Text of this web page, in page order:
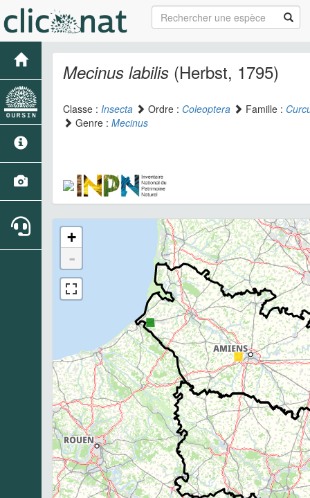
Mecinus labilis (Herbst, 1795)
Classe : Insecta Ordre : Coleoptera Famille :
Genre : Mecinus
+
-